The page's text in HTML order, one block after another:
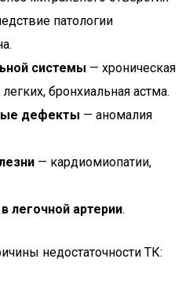
патологии
системы — хроническая
бронхиальная астма.
дефекты — аномалия
— кардиомиопатии,
легочной артерии.
недостаточности ТК: